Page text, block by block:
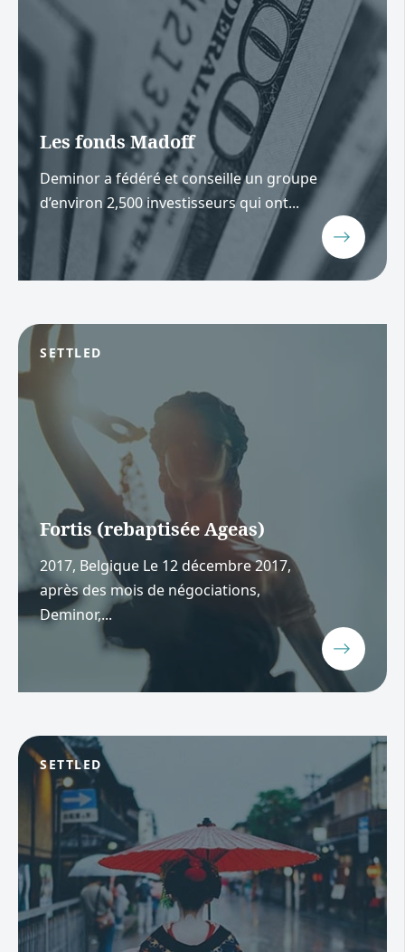
Les fonds Madoff
Deminor a fédéré et conseille un groupe
d’environ 2,500 investisseurs qui ont...
SETTLED
Fortis (rebaptisée Ageas)
2017, Belgique Le 12 décembre 2017,
après des mois de négociations,
Deminor,...
SETTLED